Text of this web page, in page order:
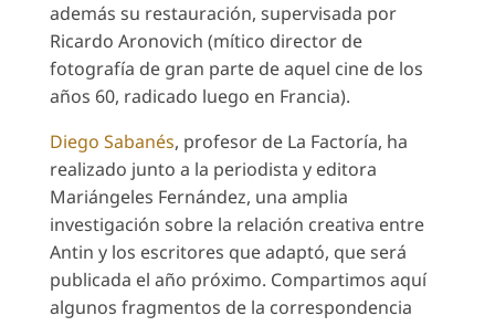
además su restauración, supervisada por
Ricardo Aronovich (mítico director de
fotografía de gran parte de aquel cine de los
años 60, radicado luego en Francia).
Diego Sabanés, profesor de La Factoría, ha
realizado junto a la periodista y editora
Mariángeles Fernández, una amplia
investigación sobre la relación creativa entre
Antin y los escritores que adaptó, que será
publicada el año próximo. Compartimos aquí
algunos fragmentos de la correspondencia